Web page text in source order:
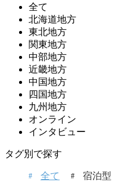
全て
北海道地方
東北地方
関東地方
中部地方
近畿地方
中国地方
四国地方
九州地方
オンライン
インタビュー
タグ別で探す
全て 宿泊型